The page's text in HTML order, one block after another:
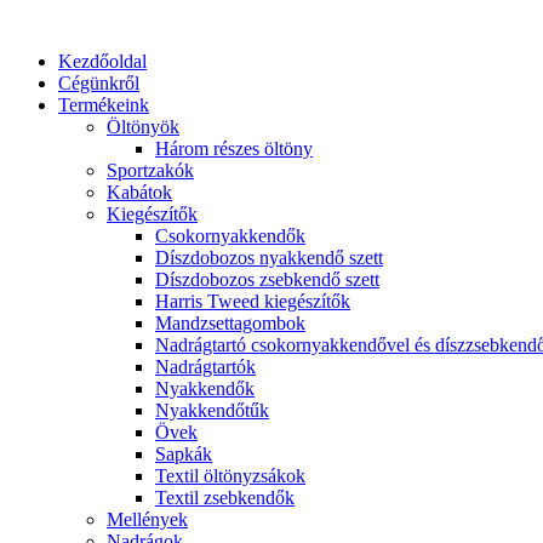
tartalomhozKezdőoldal
Cégünkről
Termékeink
Öltönyök
Három részes öltöny
Sportzakók
Kabátok
Kiegészítők
Csokornyakkendők
Díszdobozos nyakkendő szett
Díszdobozos zsebkendő szett
Harris Tweed kiegészítők
Mandzsettagombok
Nadrágtartó csokornyakkendővel és
Nadrágtartók
Nyakkendők
Nyakkendőtűk
Övek
Sapkák
Textil öltönyzsákok
Textil zsebkendők
Mellények